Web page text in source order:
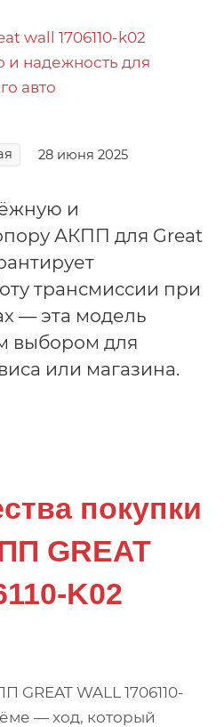
28 июня 2025
и
АКПП для Great
трансмиссии при
— эта модель
выбором для
или магазина.
покупки
GREAT
K02
WALL 1706110-
— ход, который